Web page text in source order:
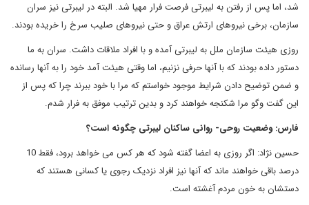
شد، اما پس از رفتن به لیبرتی فرصت فرار مهیا شد. البته در لیبرتی نیز سران
سازمان، برخی نیروهای ارتش عراق و حتی نیروهای صلیب سرخ را خریده بودند.
روزی هیئت سازمان ملل به لیبرتی آمده و با افراد ملاقات داشت. سران به ما
دستور داده بودند که با آنها حرفی نزنیم، اما وقتی هیئت آمد خود را به آنها رسانده
و ضمن توضیح دادن شرایط موجود خواستم که مرا با خود ببرند چرا که پس از
این گفت وگو مرا شکنجه خواهند کرد و بدین ترتیب موفق به فرار شدم.
فارس: وضعیت روحی- روانی ساکنان لیبرتی چگونه است؟
حسین نژاد: اگر روزی به اعضا گفته شود که هر کس می خواهد برود، فقط 10
درصد باقی خواهند ماند که آنها نیز افراد نزدیک رجوی یا کسانی هستند که
دستشان به خون مردم آغشته است.